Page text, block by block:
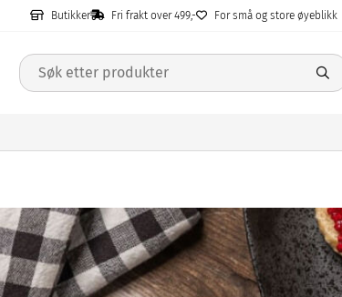
Butikker Fri frakt over 499,- For små og store øyeblikk